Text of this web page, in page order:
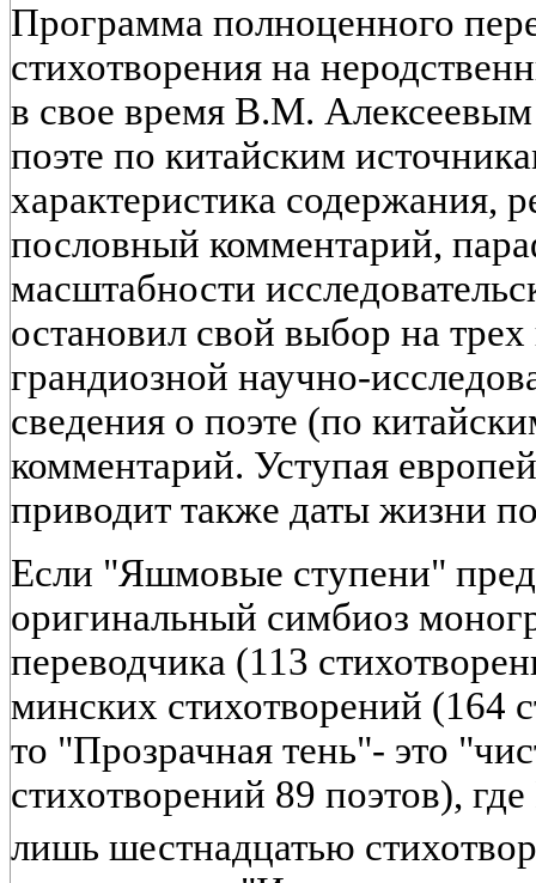
Программа полноценного
стихотворения на
в свое время В.М. Алексеевым
поэте по китайским
характеристика содержания,
пословный комментарий,
масштабности
остановил свой выбор на
грандиозной научно-
сведения о поэте (по
комментарий. Уступая
приводит также даты жизни
Если "Яшмовые ступени"
оригинальный симбиоз
переводчика (113
минских стихотворений (164
то "Прозрачная тень"- это
стихотворений 89 поэтов),
лишь шестнадцатью